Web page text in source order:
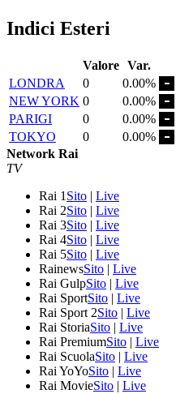
Indici Esteri
Valore Var.
LONDRA
0
0.00%
NEW YORK 0
0.00%
PARIGI
0
0.00%
TOKYO
0
0.00%
Network Rai
TV
Rai 1 Sito | Live
Rai 2Sito | Live
Rai 3Sito | Live
Rai 4Sito | Live
Rai 5Sito | Live
RainewsSito | Live
Rai GulpSito | Live
Rai SportSito | Live
Rai Sport 2Sito | Live
Rai StoriaSito | Live
Rai PremiumSito | Live
Rai ScuolaSito | Live
Rai YoYoSito | Live
Rai MovieSito | Live